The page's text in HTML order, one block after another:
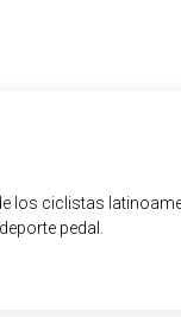
los ciclistas
pedal.